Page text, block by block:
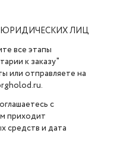
ЮРИДИЧЕСКИХ ЛИЦ
все этапы
к заказу"
или отправляете на
с
приходит
средств и дата